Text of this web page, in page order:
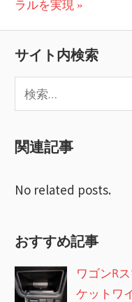
ビ
ゲ
ー
シ
ョ
稿:
の
ラルを実現
サイト内検索
索:
関連記事
No related posts.
おすすめ記事
ワゴンR
ケットワ